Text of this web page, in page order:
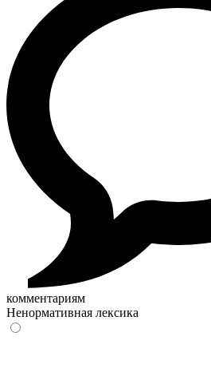
комментариям
Ненормативная лексика